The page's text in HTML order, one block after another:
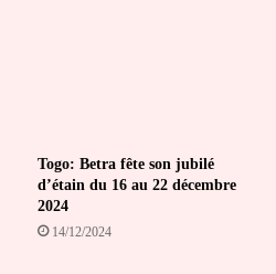
Togo: Betra fête son jubilé
d’étain du 16 au 22 décembre
2024
14/12/2024